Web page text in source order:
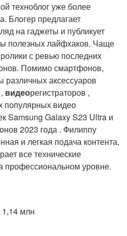
техноблог уже более
Блогер предлагает
на гаджеты и публикует
полезных лайфхаков. Чаще
с ревью последних
Помимо смартфонов,
различных аксессуаров
видеорегистраторов ,
популярных видео
Samsung Galaxy S23 Ultra и
2023 года . Филиппу
и легкая подача контента,
все технические
профессиональном уровне.
1,14 млн